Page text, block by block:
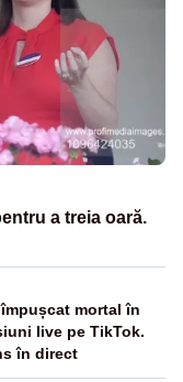
a treia oară.
mortal în
live pe TikTok.
în direct